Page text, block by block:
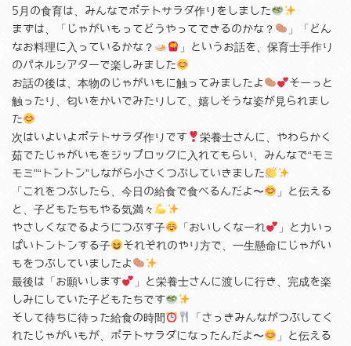
5月の食育は、みんなでポテトサラダ作りをしました
まずは、「じゃがいもってどうやってできるのかな？
」「どん
なお料理に入っているかな？
」というお話を、保育士手作り
のパネルシアターで楽しみました
お話の後は、本物のじゃがいもに触ってみましたよ
そーっと
触ったり、匂いをかいでみたりして、嬉しそうな姿が見られまし
た
次はいよいよポテトサラダ作りです
栄養士さんに、やわらかく
茹でたじゃがいもをジップロックに入れてもらい、みんなで“モミ
モミ”“トントン”しながら小さくつぶしていきました
「これをつぶしたら、今日の給食で食べるんだよ〜
」と伝える
と、子どもたちもやる気満々
やさしくなでるようにつぶす子
「おいしくなーれ
」と力いっ
ぱいトントンする子
それぞれのやり方で、一生懸命にじゃがい
もをつぶしていましたよ
最後は「お願いします
」と栄養士さんに渡しに行き、完成を楽
しみにしていた子どもたちです
そして待ちに待った給食の時間
「さっきみんながつぶしてく
れたじゃがいもが、ポテトサラダになったんだよ〜
」と伝える